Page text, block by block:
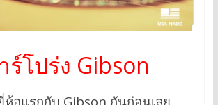
โปร่ง Gibson
ห้อแรกกับ Gibson กันก่อนเลย